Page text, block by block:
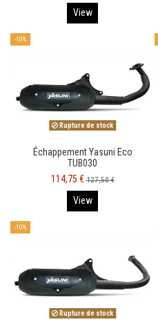
View
-10%
Rupture de stock
Échappement Yasuni Eco
TUB030
114,75 € 127,50 €
View
-10%
Rupture de stock